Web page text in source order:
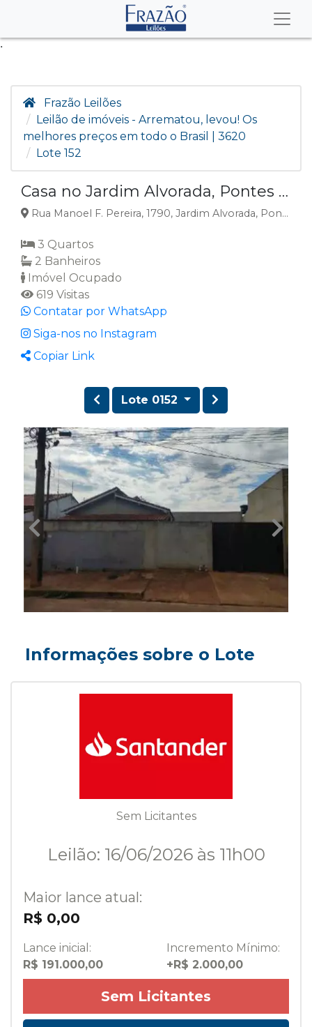
.
Frazão Leilões
Leilão de imóveis - Arrematou, levou! Os
melhores preços em todo o Brasil | 3620
Lote 152
Casa no Jardim Alvorada, Pontes E Lacerda, MT
Rua Manoel F. Pereira, 1790, Jardim Alvorada, Pontes e Lacerda, MT
3 Quartos
2 Banheiros
Imóvel Ocupado
619 Visitas
Contatar por WhatsApp
Siga-nos no Instagram
Copiar Link
Lote 0152
Informações sobre o Lote
Sem Licitantes
Leilão: 16/06/2026 às 11h00
Maior lance atual:
R$ 0,00
Lance inicial:
R$ 191.000,00
Incremento Mínimo:
+R$ 2.000,00
Sem Licitantes